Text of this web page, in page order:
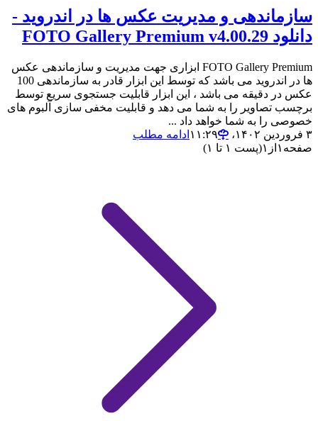
سازماندهی و مدیریت عکس ها در اندروید -
دانلود FOTO Gallery Premium v4.00.29
FOTO Gallery Premium ابزاری جهت مدیریت و سازماندهی عکس
ها در اندروید می باشد که توسط این ابزار قادر به سازماندهی 100
عکس در دقیقه می باشد ، این ابزار قابلیت جستجوی سریع توسط
برچسب تصاویر را به شما می دهد و قابلیت مخفی سازی آلبوم های
خصوصی را به شما خواهد داد ...
۳ فروردین ۱۴۰۲،‏ ۱۱:۲۹
ادامه مطلب
صفحه ۱ از ۱(پست ۱ تا ۱)